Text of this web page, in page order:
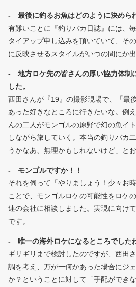
- 最後に釣るお魚はどのように決めら
有難いことに『釣りバカ日誌』には、
タイアップ申し込みを頂いていて、そ
に反映させるスタイルがいつの間にか
- 地方ロケ先の皆さんの厚い協力体制
した。
西田さんが『19』の撮影現場で、「最
あった好きなところに行きたいな。例
んの二人がモンゴルの原野で幻の魚イ
しながら旅していく。本当の釣りバカ
うかなあ、無理かもしれないけど」と
- モンゴルですか！！
それを伺って「やりましょう！少々お
ことで、モンゴルロケの可能性をロケ
連の会社に相談しました。実現に向け
です。
- 唯一の海外ロケになるところでした
ギリギリまで検討したのですが、西田
調を考え、万が一何かあった場合にジ
か？ということに対して「手配ができ